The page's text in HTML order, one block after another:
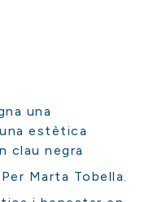
una
estètica
clau negra
Marta Tobella.